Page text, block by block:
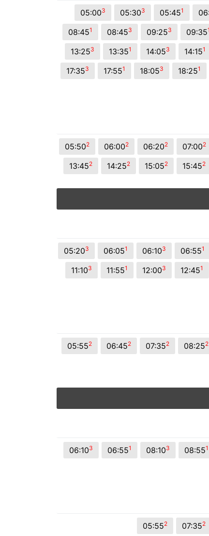
© 2026 Viva City Serviços Digitais Ltda. Todos os direitos
05:003 05:303 05:451
08:451 08:453 09:253 09:351
13:253 13:351 14:053 14:151
17:353 17:551 18:053 18:251
05:502 06:002 06:202 07:002
13:452 14:252 15:052 15:452
05:203 06:051 06:103 06:551
11:103 11:551 12:003 12:451
05:552 06:452 07:352 08:252
06:103 06:551 08:103 08:551
05:552 07:352